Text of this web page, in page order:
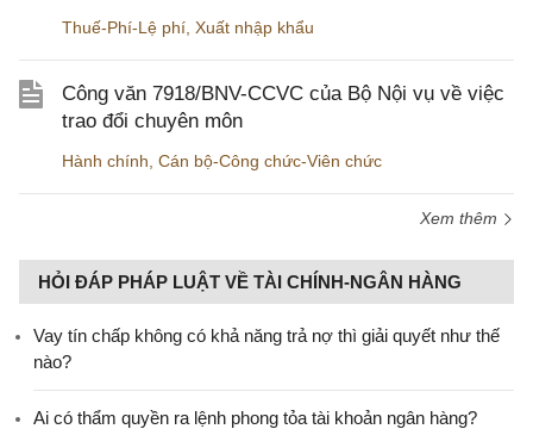
Thuế-Phí-Lệ phí Xuất nhập khẩu
Công văn 7918/BNV-CCVC của Bộ Nội vụ về việc
trao đổi chuyên môn
Hành chính Cán bộ-Công chức-Viên chức
Xem thêm
HỎI ĐÁP PHÁP LUẬT VỀ TÀI CHÍNH-NGÂN HÀNG
Vay tín chấp không có khả năng trả nợ thì giải quyết như thế
nào?
Ai có thẩm quyền ra lệnh phong tỏa tài khoản ngân hàng?